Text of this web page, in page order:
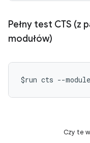
Pełny test CTS (z
modułów)
$run cts --
Czy te